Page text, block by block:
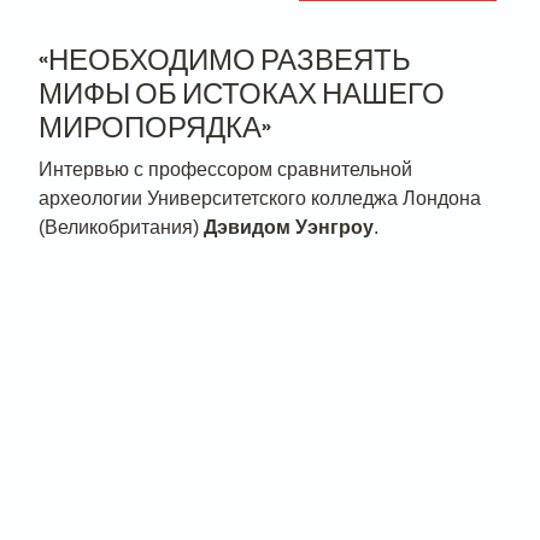
«НЕОБХОДИМО РАЗВЕЯТЬ
МИФЫ ОБ ИСТОКАХ НАШЕГО
МИРОПОРЯДКА»
Интервью с профессором сравнительной
археологии Университетского колледжа Лондона
(Великобритания) Дэвидом Уэнгроу.